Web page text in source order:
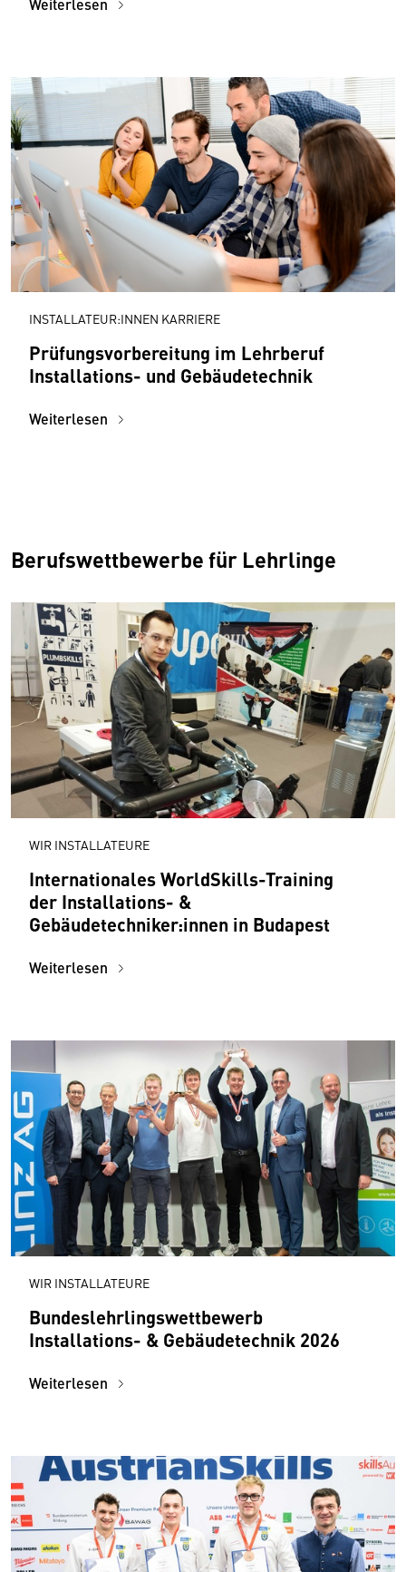
INSTALLATEUR:INNEN KARRIERE
Prüfungsvorbereitung im Lehrberuf
Installations- und Gebäudetechnik
Weiterlesen
Berufswettbewerbe für Lehrlinge
WIR INSTALLATEURE
Internationales WorldSkills-Training
der Installations- &
Gebäudetechniker:innen in Budapest
Weiterlesen
WIR INSTALLATEURE
Bundeslehrlingswettbewerb
Installations- & Gebäudetechnik 2026
Weiterlesen